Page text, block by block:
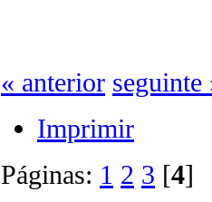
« anterior seguinte
Imprimir
Páginas: 1 2 3 [4